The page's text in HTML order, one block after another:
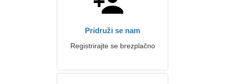
Pridruži se nam
Registrirajte se brezplačno